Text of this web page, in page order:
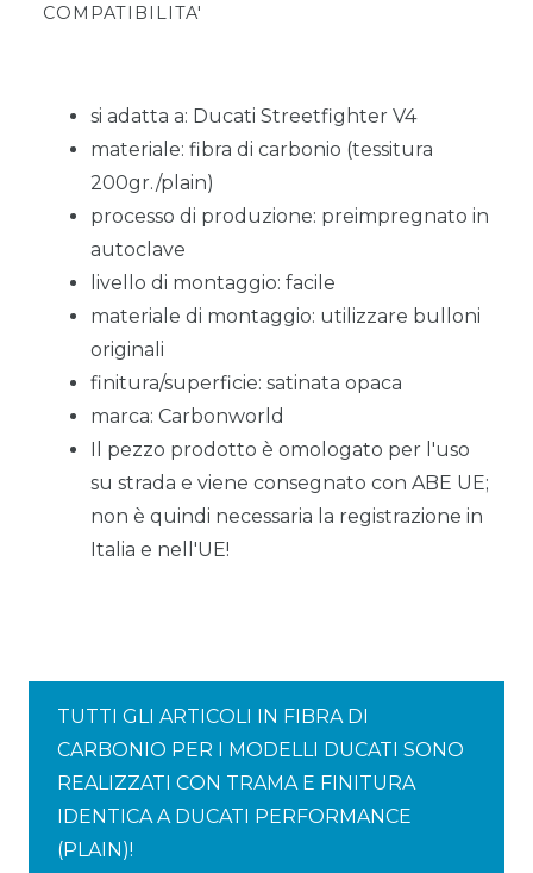
COMPATIBILITA'
si adatta a: Ducati Streetfighter V4
materiale: fibra di carbonio (tessitura
200gr./plain)
processo di produzione: preimpregnato in
autoclave
livello di montaggio: facile
materiale di montaggio: utilizzare bulloni
originali
finitura/superficie: satinata opaca
marca: Carbonworld
Il pezzo prodotto è omologato per l'uso
su strada e viene consegnato con ABE UE;
non è quindi necessaria la registrazione in
Italia e nell'UE!
TUTTI GLI ARTICOLI IN FIBRA DI
CARBONIO PER I MODELLI DUCATI SONO
REALIZZATI CON TRAMA E FINITURA
IDENTICA A DUCATI PERFORMANCE
(PLAIN)!